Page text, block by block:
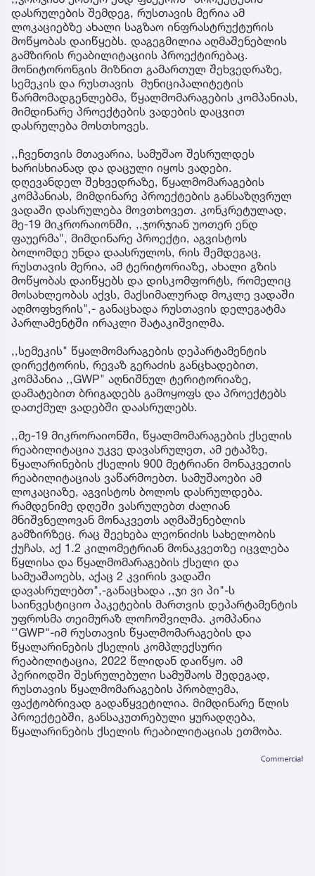
დასრულების შემდეგ, რუსთავის მერია ამ
ლოკაციებზე ახალი საგზაო ინფრასტრუქტურის
მოწყობას დაიწყებს. დაგეგმილია აღმაშენებლის
გამზირის რეაბილიტაციის პროექტირებაც.
მონიტორონგის მიზნით გამართულ შეხვედრაზე,
სემეკის და რუსთავის მუნიციპალიტეტის
წარმომადგენლებმა, წყალმომარაგების კომპანიას,
მიმდინარე პროექტების ვადების დაცვით
დასრულება მოსთხოვეს.
,,ჩვენთვის მთავარია, სამუშაო შესრულდეს
ხარისხიანად და დაცული იყოს ვადები.
დღევანდელ შეხვედრაზე, წყალმომარაგების
კომპანიას, მიმდინარე პროექტების განსაზღვრულ
ვადაში დასრულება მოვთხოვეთ. კონკრეტულად,
მე-19 მიკრორაიონში, ,,ჯორჯიან უოთერ ენდ
ფაუერმა", მიმდინარე პროექტი, აგვისტოს
ბოლომდე უნდა დაასრულოს, რის შემდეგაც,
რუსთავის მერია, ამ ტერიტორიაზე, ახალი გზის
მოწყობას დაიწყებს და დისკომფორტს, რომელიც
მოსახლეობას აქვს, მაქსიმალურად მოკლე ვადაში
აღმოფხვრის",- განაცხადა რუსთავის დელეგატმა
პარლამენტში ირაკლი შატაკიშვილმა.
,,სემეკის" წყალმომარაგების დეპარტამენტის
დირექტორის, რევაზ გერაძის განცხადებით,
კომპანია ,,GWP" აღნიშნულ ტერიტორიაზე,
დამატებით ბრიგადებს გამოყოფს და პროექტებს
დათქმულ ვადებში დაასრულებს.
,,მე-19 მიკრორაიონში, წყალმომარაგების ქსელის
რეაბილიტაცია უკვე დავასრულეთ, ამ ეტაპზე,
წყალარინების ქსელის 900 მეტრიანი მონაკვეთის
რეაბილიტაციას ვაწარმოებთ. სამუშაოები ამ
ლოკაციაზე, აგვისტოს ბოლოს დასრულდება.
რამდენიმე დღეში ვასრულებთ ძალიან
მნიშვნელოვან მონაკვეთს აღმაშენებლის
გამზირზეც. რაც შეეხება ლეონიძის სახელობის
ქუჩას, აქ 1.2 კილომეტრიან მონაკვეთზე იცვლება
წყლისა და წყალმომარაგების ქსელი და
სამუაშაოებს, აქაც 2 კვირის ვადაში
დავასრულებთ",-განაცხადა ,,ჯი ვი პი"-ს
საინვესტიციო პაკეტების მართვის დეპარტამენტის
უფროსმა თეიმურაზ ლოჩოშვილმა. კომპანია
‘’GWP"-იმ რუსთავის წყალმომარაგების და
წყალარინების ქსელის კომპლექსური
რეაბილიტაცია, 2022 წლიდან დაიწყო. ამ
პერიოდში შესრულებული სამუშაოს შედეგად,
რუსთავის წყალმომარაგების პრობლემა,
ფაქტობრივად გადაწყვეტილია. მიმდინარე წლის
პროექტებში, განსაკუთრებული ყურადღება,
წყალარინების ქსელის რეაბილიტაციას ეთმობა.